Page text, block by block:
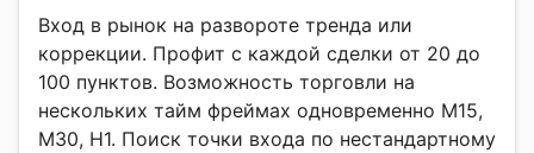
Вход в рынок на развороте тренда или
коррекции. Профит с каждой сделки от 20 до
100 пунктов. Возможность торговли на
нескольких тайм фреймах одновременно M15,
M30, H1. Поиск точки входа по нестандартному